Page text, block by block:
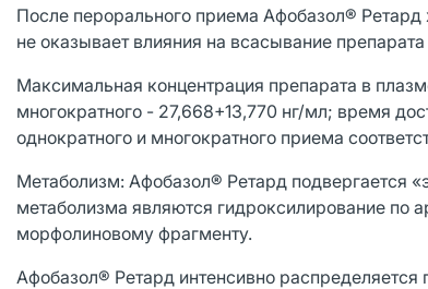
После перорального приема Афобазол®
не оказывает влияния на всасывание
Максимальная концентрация препарата в
многократного - 27,668+13,770 нг/мл; время
однократного и многократного приема
Метаболизм: Афобазол® Ретард подвергается
метаболизма являются гидроксилирование по
морфолиновому фрагменту.
Афобазол® Ретард интенсивно